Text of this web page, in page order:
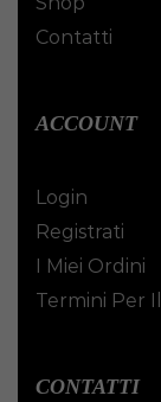
Contatti
ACCOUNT
Login
Registrati
I Miei Ordini
Termini Per
CONTATTI